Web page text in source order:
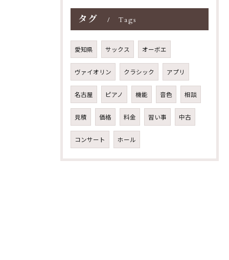
タグ Tags
愛知県 サックス オーボエ
ヴァイオリン クラシック アプリ
名古屋 ピアノ 機能 音色 相談
見積 価格 料金 習い事 中古
コンサート ホール